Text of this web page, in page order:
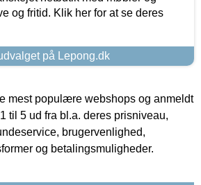
og fritid. Klik her for at se deres
på Lepong.dk
mest populære webshops og anmeldt
til 5 ud fra bl.a. deres prisniveau,
brugervenlighed,
og betalingsmuligheder.